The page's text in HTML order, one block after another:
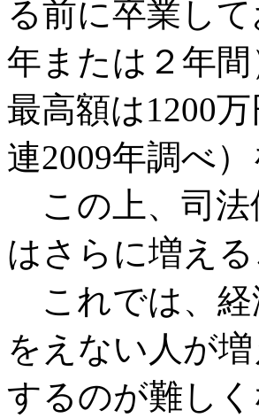
る前に卒業し
年または２年
最高額は1200
連2009年調べ
この上、司法
はさらに増え
これでは、経
をえない人が
するのが難し